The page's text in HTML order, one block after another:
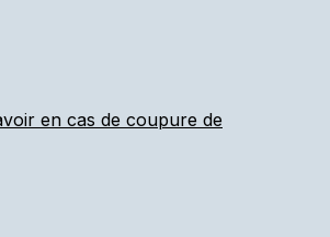
en cas de coupure de